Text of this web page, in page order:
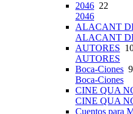
2046 22
2046
ALACANT
ALACANT
AUTORES
AUTORES
Boca-Ciones 9
Boca-Ciones
CINE QUA
CINE QUA
Cuentos para